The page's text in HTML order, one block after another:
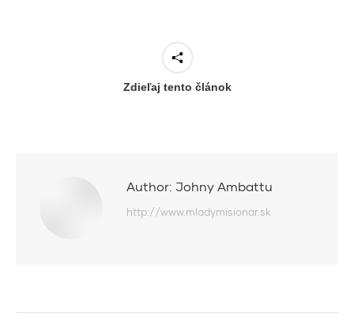
Zdieľaj tento článok
Author: Johny Ambattu
http://www.mladymisionar.sk